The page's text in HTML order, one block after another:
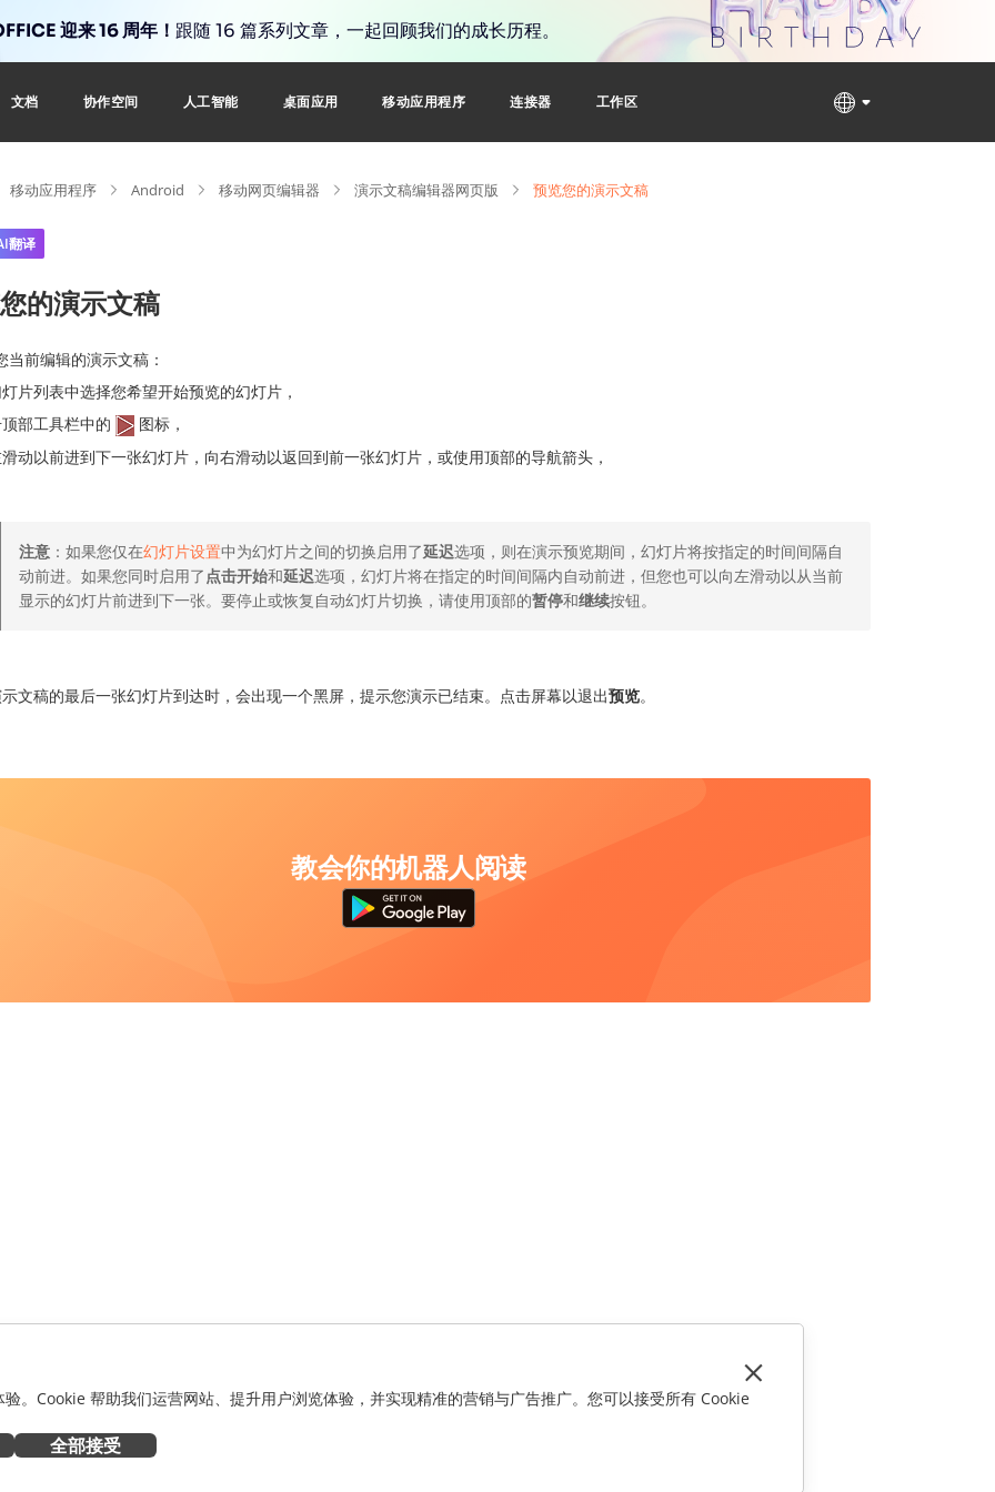
迎来 16 周年！ 跟随 16 篇系列文章，一起回顾我们的成长历程。
文档 协作空间 人工智能 桌面应用 移动应用程序 连接器 工作区
移动应用程序 Android 移动网页编辑器 演示文稿编辑器网页版 预览您的演示文稿
翻译
的演示文稿
当前编辑的演示文稿：
片列表中选择您希望开始预览的幻灯片，
部工具栏中的
图标，
动以前进到下一张幻灯片，向右滑动以返回到前一张幻灯片，或使用顶部的导航箭头，
注意 ：如果您仅在幻灯片设置中为幻灯片之间的切换启用了延迟选项，则在演示预览期间，幻灯片将按指定的时间间隔自
动前进。如果您同时启用了 点击开始和延迟选项，幻灯片将在指定的时间间隔内自动前进，但您也可以向左滑动以从当前
显示的幻灯片前进到下一张。要停止或恢复自动幻灯片切换，请使用顶部的暂停和继续按钮。
文稿的最后一张幻灯片到达时，会出现一个黑屏，提示您演示已结束。点击屏幕以退出预览。
教会你的机器人阅读
。Cookie 帮助我们运营网站、提升用户浏览体验，并实现精准的营销与广告推广。您可以接受所有 Cookie
全部接受